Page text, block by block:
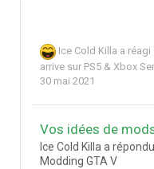
Ice Cold Killa a réagi
arrive sur PS5 & Xbox
30 mai 2021
Vos idées de
Ice Cold Killa a
Modding GTA V